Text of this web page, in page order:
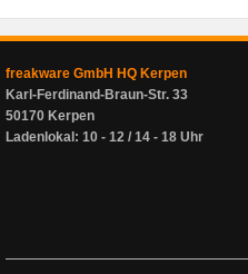
freakware GmbH HQ Kerpen
Karl-Ferdinand-Braun-Str. 33
50170 Kerpen
Ladenlokal: 10 - 12 / 14 - 18 Uhr